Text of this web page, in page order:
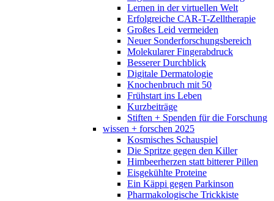
Lernen in der virtuellen Welt
Erfolgreiche CAR-T-Zelltherapie
Großes Leid vermeiden
Neuer Sonderforschungsbereich
Molekularer Fingerabdruck
Besserer Durchblick
Digitale Dermatologie
Knochenbruch mit 50
Frühstart ins Leben
Kurzbeiträge
Stiften + Spenden für die Forschung
wissen + forschen 2025
Kosmisches Schauspiel
Die Spritze gegen den Killer
Himbeerherzen statt bitterer Pillen
Eisgekühlte Proteine
Ein Käppi gegen Parkinson
Pharmakologische Trickkiste